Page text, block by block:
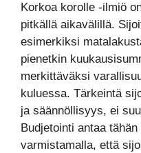
Korkoa korolle -ilmiö
pitkällä aikavälillä.
esimerkiksi
pienetkin
merkittäväksi
kuluessa. Tärkeintä
ja säännöllisyys, ei
Budjetointi antaa
varmistamalla, että